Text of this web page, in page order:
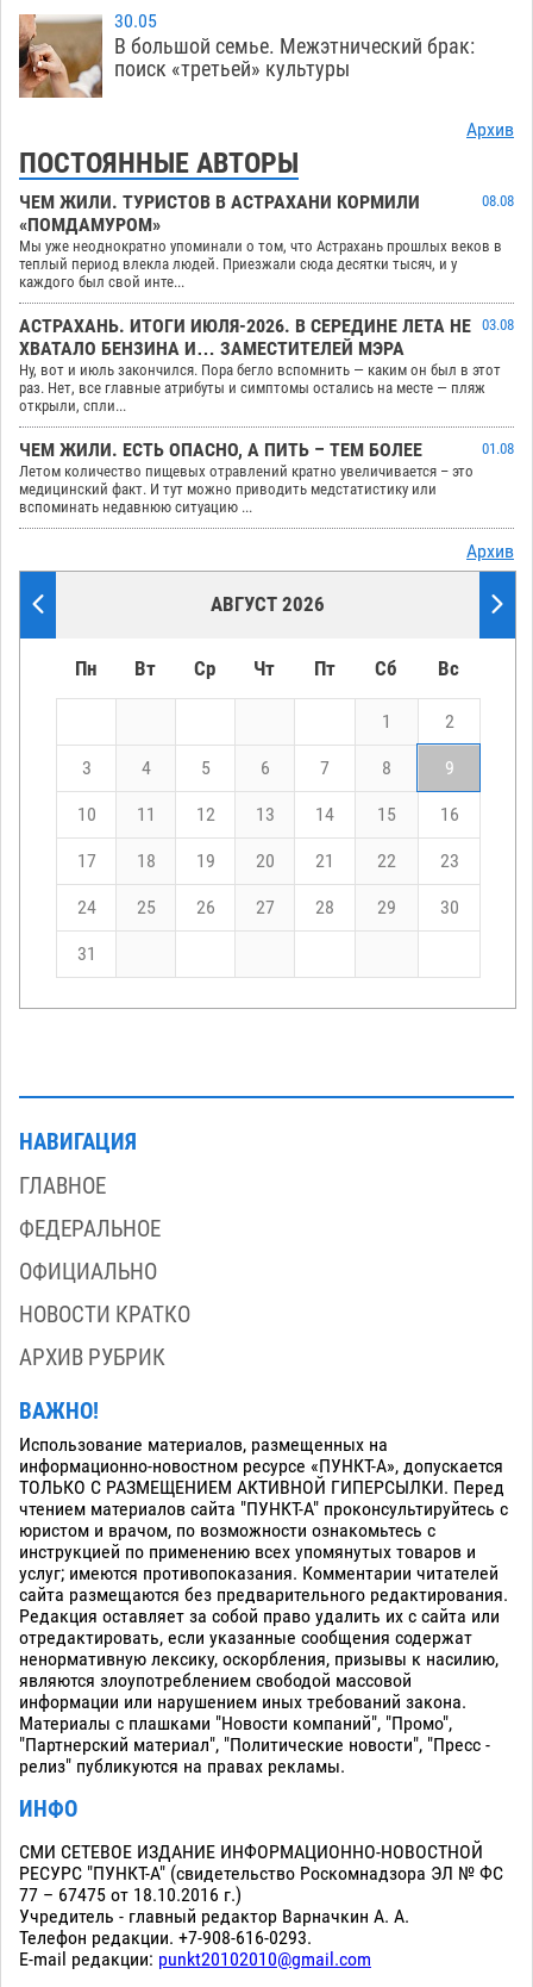
30.05
В большой семье. Межэтнический брак:
поиск «третьей» культуры
Архив
ПОСТОЯННЫЕ АВТОРЫ
ЧЕМ ЖИЛИ. ТУРИСТОВ В АСТРАХАНИ КОРМИЛИ
«ПОМДАМУРОМ»
08.08
Мы уже неоднократно упоминали о том, что Астрахань прошлых веков в
теплый период влекла людей. Приезжали сюда десятки тысяч, и у
каждого был свой инте...
АСТРАХАНЬ. ИТОГИ ИЮЛЯ-2026. В СЕРЕДИНЕ ЛЕТА НЕ
ХВАТАЛО БЕНЗИНА И… ЗАМЕСТИТЕЛЕЙ МЭРА
03.08
Ну, вот и июль закончился. Пора бегло вспомнить — каким он был в этот
раз. Нет, все главные атрибуты и симптомы остались на месте — пляж
открыли, спли...
ЧЕМ ЖИЛИ. ЕСТЬ ОПАСНО, А ПИТЬ – ТЕМ БОЛЕЕ
01.08
Летом количество пищевых отравлений кратно увеличивается – это
медицинский факт. И тут можно приводить медстатистику или
вспоминать недавнюю ситуацию ...
Архив
АВГУСТ 2026
Пн Вт Ср Чт Пт Сб Вс
1 2
3 4 5 6 7 8 9
10 11 12 13 14 15 16
17 18 19 20 21 22 23
24 25 26 27 28 29 30
31
НАВИГАЦИЯ
ГЛАВНОЕ
ФЕДЕРАЛЬНОЕ
ОФИЦИАЛЬНО
НОВОСТИ КРАТКО
АРХИВ РУБРИК
ВАЖНО!
Использование материалов, размещенных на
информационно-новостном ресурсе «ПУНКТ-А», допускается
ТОЛЬКО С РАЗМЕЩЕНИЕМ АКТИВНОЙ ГИПЕРСЫЛКИ. Перед
чтением материалов сайта "ПУНКТ-А" проконсультируйтесь с
юристом и врачом, по возможности ознакомьтесь с
инструкцией по применению всех упомянутых товаров и
услуг; имеются противопоказания. Комментарии читателей
сайта размещаются без предварительного редактирования.
Редакция оставляет за собой право удалить их с сайта или
отредактировать, если указанные сообщения содержат
ненормативную лексику, оскорбления, призывы к насилию,
являются злоупотреблением свободой массовой
информации или нарушением иных требований закона.
Материалы с плашками "Новости компаний", "Промо",
"Партнерский материал", "Политические новости", "Пресс -
релиз" публикуются на правах рекламы.
ИНФО
СМИ СЕТЕВОЕ ИЗДАНИЕ ИНФОРМАЦИОННО-НОВОСТНОЙ
РЕСУРС "ПУНКТ-А" (свидетельство Роскомнадзора ЭЛ № ФС
77 – 67475 от 18.10.2016 г.)
Учредитель - главный редактор Варначкин А. А.
Телефон редакции. +7-908-616-0293.
E-mail редакции: punkt20102010@gmail.com